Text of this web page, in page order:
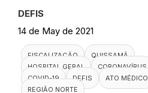
DEFIS
14 de May de 2021
FISCALIZAÇÃO
QUISSAMÃ
HOSPITAL GERAL
CORONAVÍRUS
COVID-19
DEFIS
ATO MÉDICO
REGIÃO NORTE